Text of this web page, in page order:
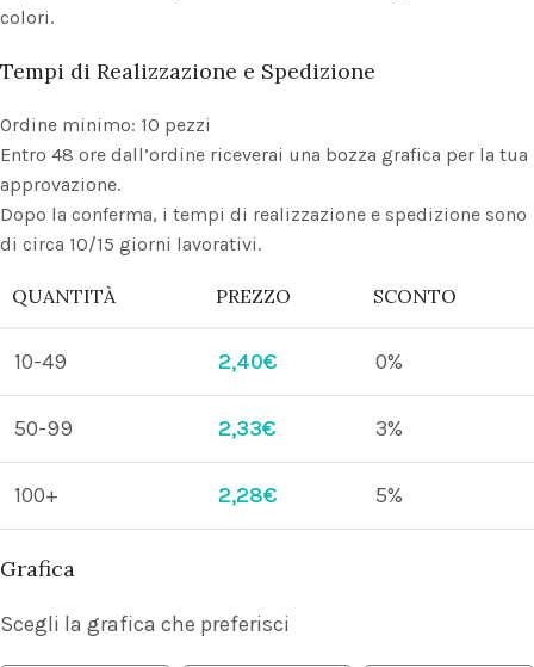
colori.
Tempi di Realizzazione e Spedizione
Ordine minimo: 10 pezzi
Entro 48 ore dall’ordine riceverai una bozza grafica per la tua
approvazione.
Dopo la conferma, i tempi di realizzazione e spedizione sono
di circa 10/15 giorni lavorativi.
QUANTITÀ PREZZO SCONTO
10-49 2,40€ 0%
50-99 2,33€ 3%
100+ 2,28€ 5%
Grafica
Scegli la grafica che preferisci